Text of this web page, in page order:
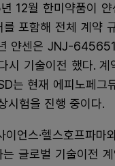
12월 한미약품이
포함해 전체 계약
얀센은 JNJ-
시 기술이전 했다.
는 현재 에피노페그
시험을 진행 중이다.
언스·헬스호프파
글로벌 기술이전